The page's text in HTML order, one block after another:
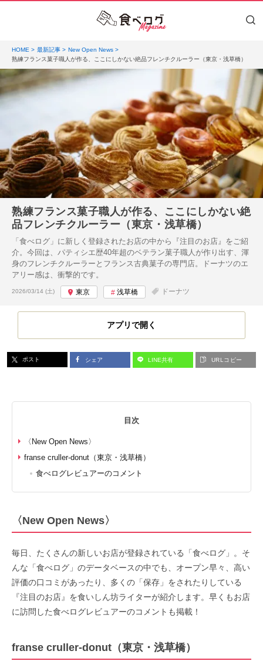
HOME 最新記事
New Open News
熟練フランス菓子職人が作る、ここにしかない絶品フレンチクルーラー（東京・浅草橋）
熟練フランス菓子職人が作る、ここにしかない絶
品フレンチクルーラー（東京・浅草橋）
「食べログ」に新しく登録されたお店の中から『注目のお店』をご紹
介。今回は、パティシエ歴40年超のベテラン菓子職人が作り出す、渾
身のフレンチクルーラーとフランス古典菓子の専門店。ドーナツのエ
アリー感は、衝撃的です。
投稿日:
2026/03/14 (土) 東京 浅草橋 ドーナツ
アプリで開く
ポスト シェア LINE共有 URLコピー
目次
〈New Open News〉
franse cruller-donut（東京・浅草橋）
食べログレビュアーのコメント
〈New Open News〉
毎日、たくさんの新しいお店が登録されている「食べログ」。そ
んな「食べログ」のデータベースの中でも、オープン早々、高い
評価の口コミがあったり、多くの「保存」をされたりしている
『注目のお店』を食いしん坊ライターが紹介します。早くもお店
に訪問した食べログレビュアーのコメントも掲載！
franse cruller-donut（東京・浅草橋）